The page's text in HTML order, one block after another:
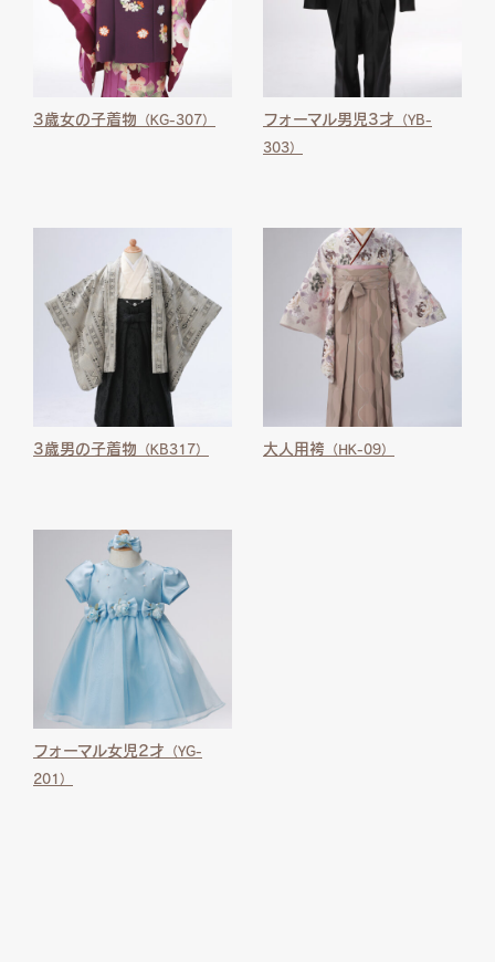
3歳女の子着物 （KG-307） フォーマル男児3才 （YB-
303）
3歳男の子着物 （KB317） 大人用袴 （HK-09）
フォーマル女児2才 （YG-
201）